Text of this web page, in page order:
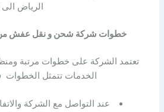
الرياض
خطوات شركة شحن و نقل عفش من
تعتمد الشركة على خطوات مرتبة
الخدمات تتمثل الخطوات
عند التواصل مع الشركة